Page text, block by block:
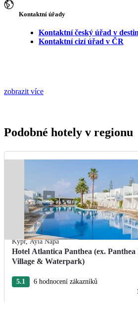
Kontaktní úřady
Kontaktní český úřad v
Kontaktní cizí úřad v ČR
zobrazit více
Podobné hotely v regionu
Kypr,Ayia Napa
Hotel Atlantica Panthea (ex.
Village & Waterpark)
5.1
6 hodnocení zákazníků